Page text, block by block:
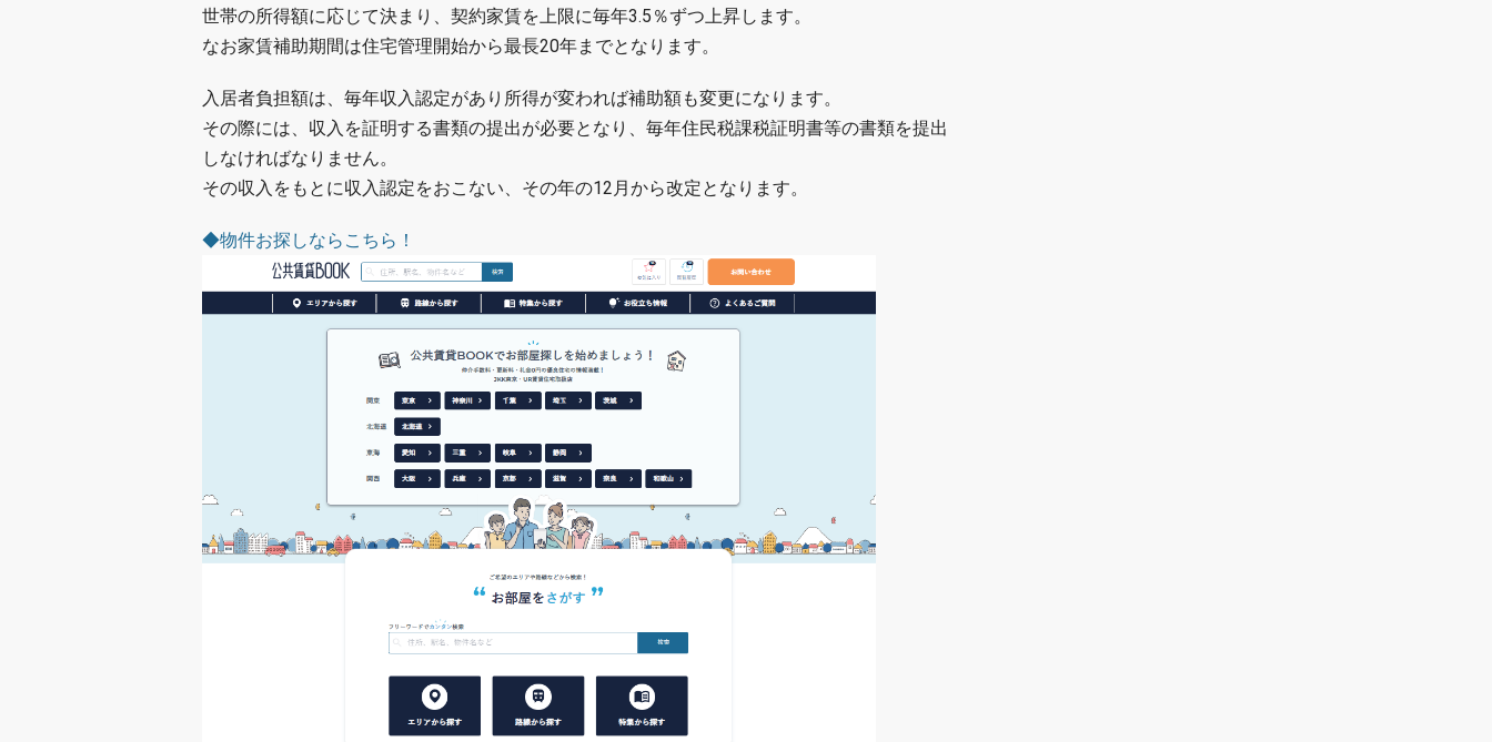
世帯の所得額に応じて決まり、契約家賃を上限に毎年3.5％ずつ上昇します。
なお家賃補助期間は住宅管理開始から最長20年までとなります。
入居者負担額は、毎年収入認定があり所得が変われば補助額も変更になります。
その際には、収入を証明する書類の提出が必要となり、毎年住民税課税証明書等の書類を提出
しなければなりません。
その収入をもとに収入認定をおこない、その年の12月から改定となります。
◆物件お探しならこちら！